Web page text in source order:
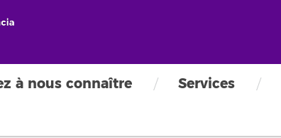
à nous connaître Services